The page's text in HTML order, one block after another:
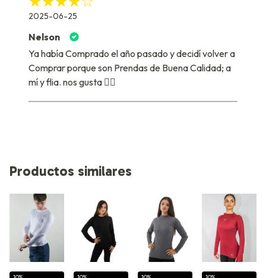
2025-06-25
Nelson
Ya había Comprado el año pasado y decidí volver a
Comprar porque son Prendas de Buena Calidad; a
mí y flia. nos gusta 👍🏼
Productos similares